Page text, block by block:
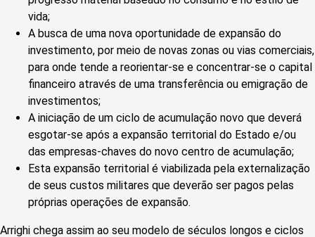
vida;
A busca de uma nova oportunidade de expansão do
investimento, por meio de novas zonas ou vias comerciais,
para onde tende a reorientar-se e concentrar-se o capital
financeiro através de uma transferência ou emigração de
investimentos;
A iniciação de um ciclo de acumulação novo que deverá
esgotar-se após a expansão territorial do Estado e/ou
das empresas-chaves do novo centro de acumulação;
Esta expansão territorial é viabilizada pela externalização
de seus custos militares que deverão ser pagos pelas
próprias operações de expansão.
Arrighi chega assim ao seu modelo de séculos longos e ciclos